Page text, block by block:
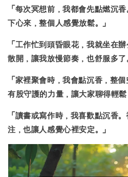
「每次冥想前，我都會先點燃沉香
下心來 ，整個人感覺放鬆。」
「工作忙到頭昏眼花，我就坐在
散開，讓我放慢節奏 ，也舒服多了
「家裡聚會時，我會點沉香，整
有股守護的力量 ，讓大家聊得輕
「讀書或寫作時，我喜歡點沉香
注，也讓人感覺心裡安定。
」